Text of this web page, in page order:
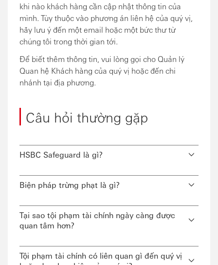
khi nào khách hàng cần cập nhật thông tin của
mình. Tùy thuộc vào phương án liên hệ của quý vị,
hãy lưu ý đến một email hoặc một bức thư từ
chúng tôi trong thời gian tới.
Để biết thêm thông tin, vui lòng gọi cho Quản lý
Quan hệ Khách hàng của quý vị hoặc đến chi
nhánh tại địa phương.
Câu hỏi thường gặp
HSBC Safeguard là gì?
Biện pháp trừng phạt là gì?
Tại sao tội phạm tài chính ngày càng được
quan tâm hơn?
Tội phạm tài chính có liên quan gì đến quý vị